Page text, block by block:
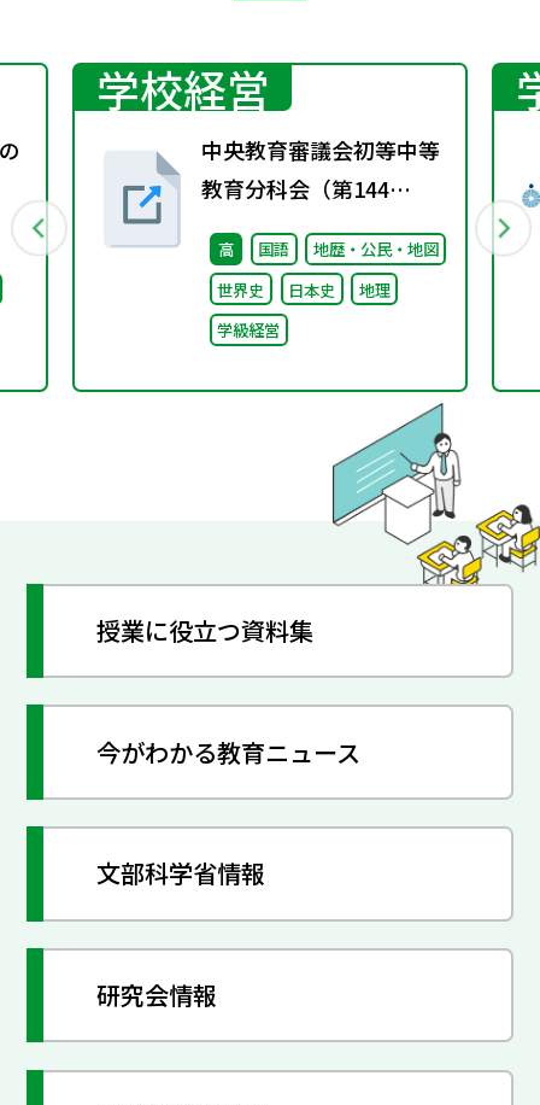
学校経営
中央教育審議会初等中等
教育分科会（第144
回） 配付資料
高 国語
地歴・公民・地図
世界史
日本史
地理
学級経営
授業に役立つ資料集
今がわかる教育ニュース
文部科学省情報
研究会情報